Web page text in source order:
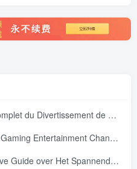
de Maison de Jeu Stratégique
Changing Sequence Forecasting
over Het Spannende Gokspel